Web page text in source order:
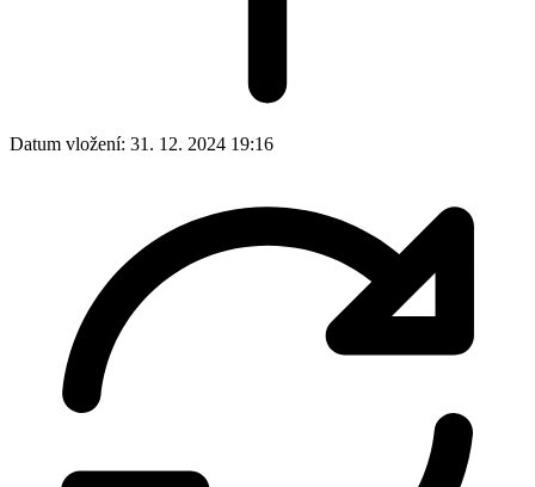
Datum vložení: 31. 12. 2024 19:16